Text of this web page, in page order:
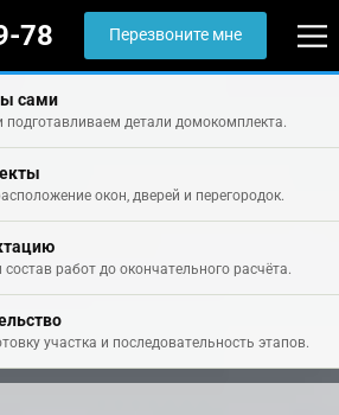
78 Перезвоните мне
сами
подготавливаем детали домокомплекта.
окон, дверей и перегородок.
работ до окончательного расчёта.
участка и последовательность этапов.